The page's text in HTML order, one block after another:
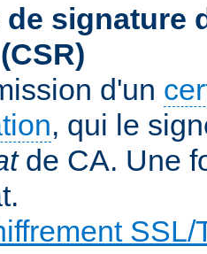
de signature
(CSR)
d'un
, qui le
de CA. Une
SSL/